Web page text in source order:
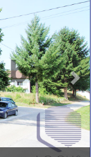
Next